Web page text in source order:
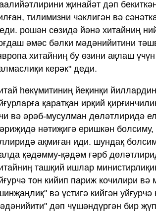
җинайәт дәп
тилимизни чәклигән вә
рошән сөзидә йәнә хитайниң
әмәс бәлки мәдәнийитини
хитайниң бу өзини ақлаш
керәк" деди.
һөкүмитиниң йеқинқи
қаратқан ирқий
мусулман дөләтлиридә елип барған тәшвиқатлири мәлум
нәтиҗигә еришкән
ақмиған иди. шундақ
қәдәмму-қәдәм ғәрб
ташқий ишлар
тон кийип париж кочилири вә
вә үстигә кийгән
дәп чүшәндүргән бир җүп әр‏-аялниң видийолирини